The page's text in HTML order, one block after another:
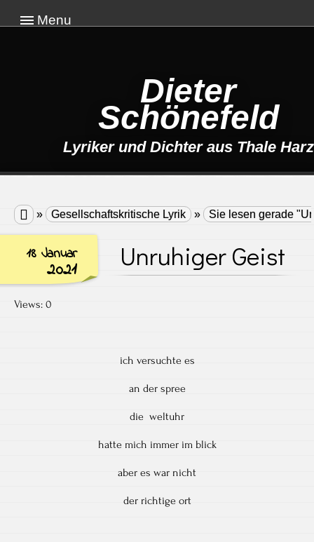
Menu
Dieter
Schönefeld
Lyriker und Dichter aus Thale Harz
 » Gesellschaftskritische Lyrik » Sie lesen gerade
18 Januar
2021 Unruhiger Geist
Views: 0
ich versuchte es
an der spree
die weltuhr
hatte mich immer im blick
aber es war nicht
der richtige ort